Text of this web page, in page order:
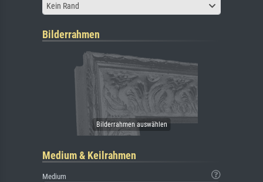
Kein Rand
Bilderrahmen
Medium & Keilrahmen
Medium